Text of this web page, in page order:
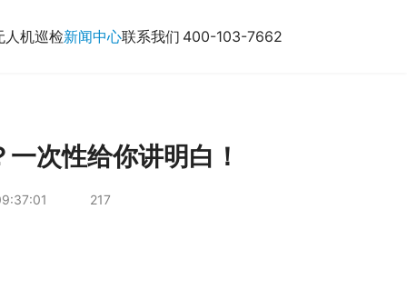
人机巡检新闻中心联系我们 400-103-7662
次性给你讲明白！
217